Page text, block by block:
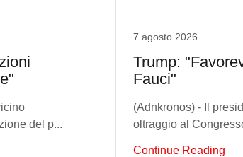
del p...
7 agosto 2026
Trump:
Fauci"
(Adnkronos) - Il
oltraggio al
Continue Reading